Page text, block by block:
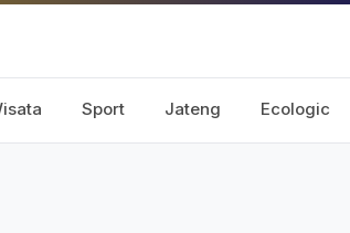
Sport Jateng Ecologic